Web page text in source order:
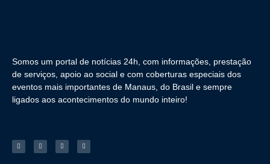
Somos um portal de notícias 24h, com informações, prestação
de serviços, apoio ao social e com coberturas especiais dos
eventos mais importantes de Manaus, do Brasil e sempre
ligados aos acontecimentos do mundo inteiro!